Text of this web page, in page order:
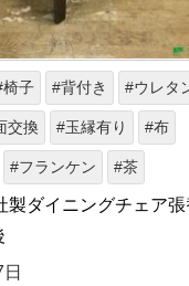
椅子 #背付き #ウレタ
交換 #玉縁有り #布
#フランケン #茶
製ダイニングチェア張